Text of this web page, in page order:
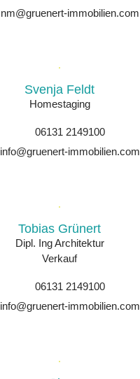
nm@gruenert-immobilien.com
Svenja Feldt
Homestaging
06131 2149100
info@gruenert-immobilien.com
Tobias Grünert
Dipl. Ing Architektur
Verkauf
06131 2149100
info@gruenert-immobilien.com